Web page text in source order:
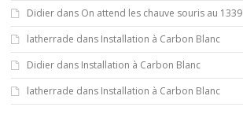
Didier dans On attend les chauve souris au 1339
latherrade dans Installation à Carbon Blanc
Didier dans Installation à Carbon Blanc
latherrade dans Installation à Carbon Blanc